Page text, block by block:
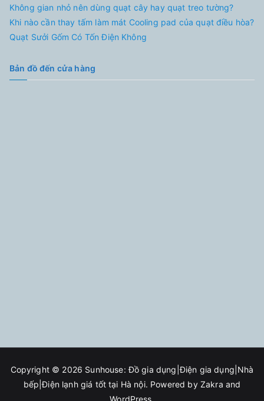
Không gian nhỏ nên dùng quạt cây hay quạt treo tường?
Khi nào cần thay tấm làm mát Cooling pad của quạt điều hòa?
Quạt Sưởi Gốm Có Tốn Điện Không
Bản đồ đến cửa hàng
Copyright © 2026 Sunhouse: Đồ gia dụng|Điện gia dụng|Nhà
bếp|Điện lạnh giá tốt tại Hà nội. Powered by Zakra and